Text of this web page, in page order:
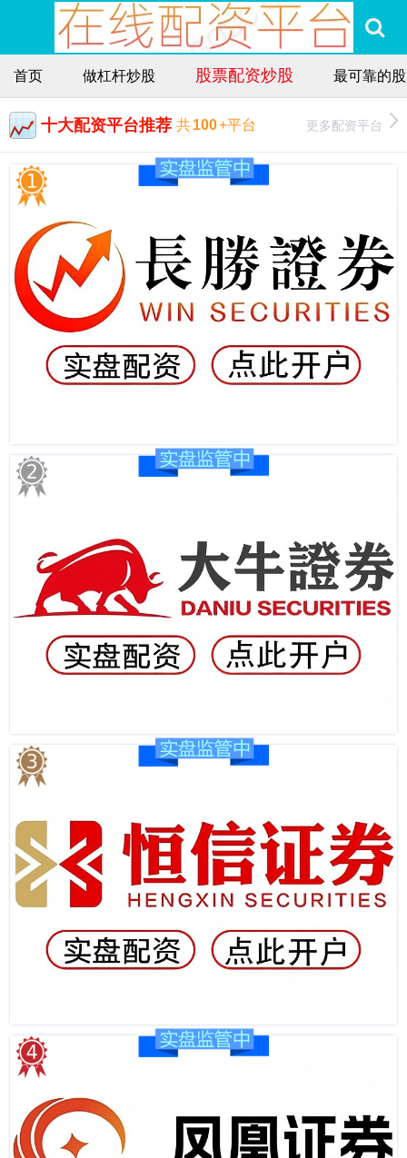
首页 做杠杆炒股 股票配资炒股 最可靠的
十大配资平台推荐 共100+平台 更多配资平台